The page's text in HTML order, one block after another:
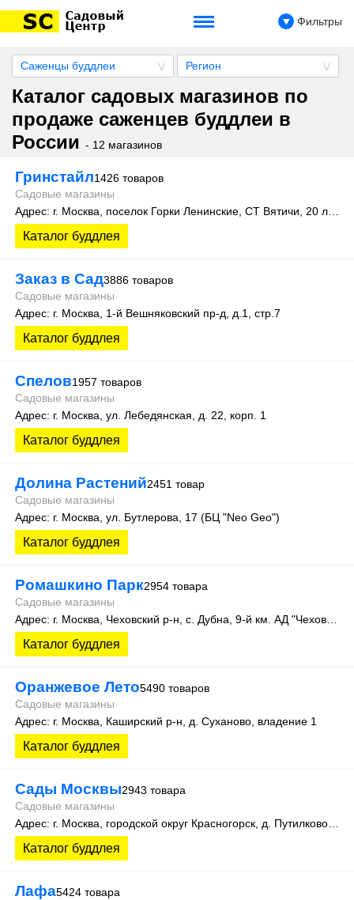
Фильтры
Саженцы буддлеи Регион
Каталог садовых магазинов по
продаже саженцев буддлеи в
России - 12 магазинов
Гринстайл1426 товаров
Садовые магазины
Каталог буддлея
Заказ в Сад3886 товаров
Садовые магазины
Адрес: г. Москва, 1-й Вешняковский пр-д, д.1, стр.7
Каталог буддлея
Спелов1957 товаров
Садовые магазины
Адрес: г. Москва, ул. Лебедянская, д. 22, корп. 1
Каталог буддлея
Долина Растений2451 товар
Садовые магазины
Адрес: г. Москва, ул. Бутлерова, 17 (БЦ "Neo Geo")
Каталог буддлея
Ромашкино Парк2954 товара
Садовые магазины
Каталог буддлея
Оранжевое Лето5490 товаров
Садовые магазины
Адрес: г. Москва, Каширский р-н, д. Суханово, владение 1
Каталог буддлея
Сады Москвы2943 товара
Садовые магазины
Каталог буддлея
Лафа5424 товара